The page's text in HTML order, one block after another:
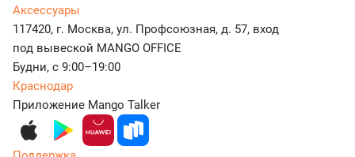
Аксессуары
117420, г. Москва, ул. Профсоюзная, д. 57, вход
под вывеской MANGO OFFICE
Будни, с 9:00–19:00
Краснодар
Приложение Mango Talker